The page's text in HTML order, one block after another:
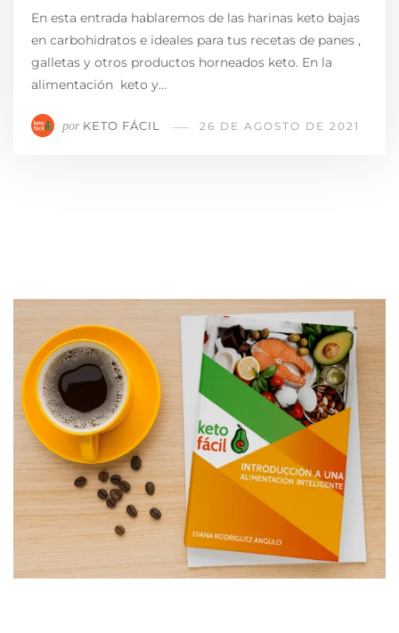
En esta entrada hablaremos de las harinas keto bajas
en carbohidratos e ideales para tus recetas de panes ,
galletas y otros productos horneados keto. En la
alimentación keto y…
por KETO FÁCIL 26 DE AGOSTO DE 2021